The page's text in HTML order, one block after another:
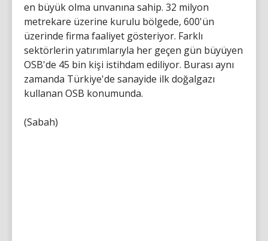
en büyük olma unvanına sahip. 32 milyon
metrekare üzerine kurulu bölgede, 600'ün
üzerinde firma faaliyet gösteriyor. Farklı
sektörlerin yatırımlarıyla her geçen gün büyüyen
OSB'de 45 bin kişi istihdam ediliyor. Burası aynı
zamanda Türkiye'de sanayide ilk doğalgazı
kullanan OSB konumunda.
(Sabah)